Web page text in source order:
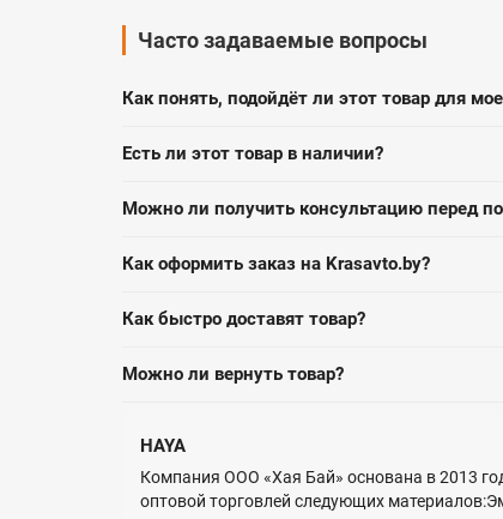
Часто задаваемые вопросы
Как понять, подойдёт ли этот товар для
Есть ли этот товар в наличии?
Можно ли получить консультацию перед
Как оформить заказ на Krasavto.by?
Как быстро доставят товар?
Можно ли вернуть товар?
HAYA
Компания ООО «Хая Бай» основана в 2013
оптовой торговлей следующих